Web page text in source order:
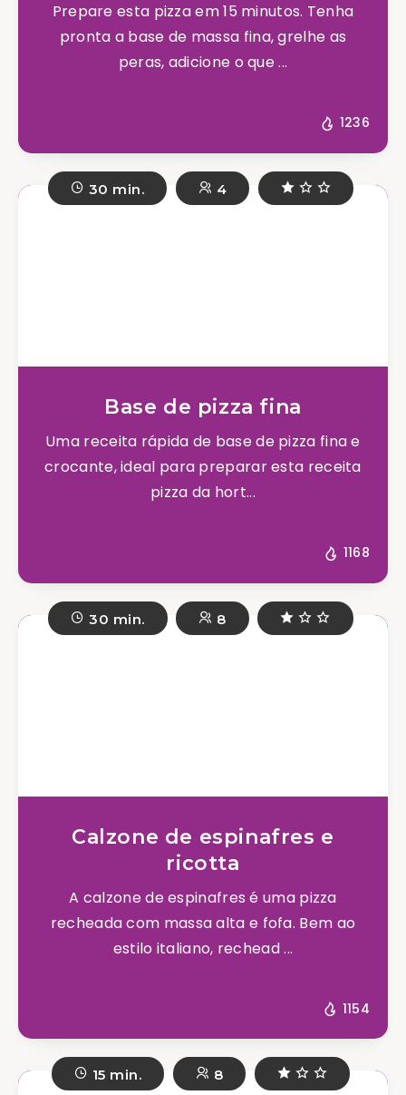
Prepare esta pizza em 15 minutos. Tenha
pronta a base de massa fina, grelhe as
peras, adicione o que ...
1236
30 min. 4
Base de pizza fina
Uma receita rápida de base de pizza fina e
crocante, ideal para preparar esta receita
pizza da hort...
1168
30 min. 8
Calzone de espinafres e
ricotta
A calzone de espinafres é uma pizza
recheada com massa alta e fofa. Bem ao
estilo italiano, rechead ...
1154
15 min. 8